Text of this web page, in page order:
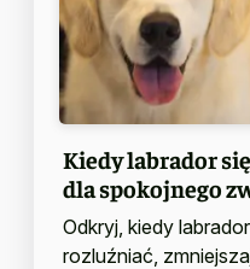
Kiedy labrador
dla spokojnego
Odkryj, kiedy
rozluźniać,